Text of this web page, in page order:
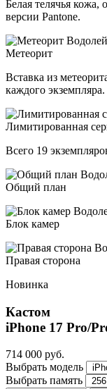
Белая телячья кожа,
версии Pantone.
Метеорит
Вставка из
каждого экземпляра.
Лимитированная
Всего 19
Общий план
Блок камер
Правая сторона
Новинка
Кастом
iPhone 17 Pro/
714 000 руб.
Выбрать модель
Выбрать память